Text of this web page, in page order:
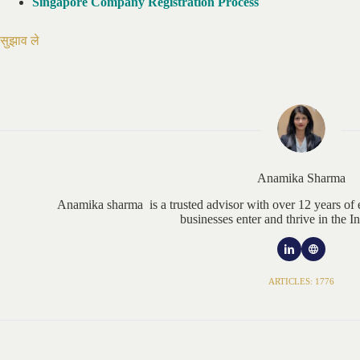
सुझाव ले
Anamika Sharma
Anamika sharma is a trusted advisor with over 12 years of
businesses enter and thrive in the
ARTICLES: 1776